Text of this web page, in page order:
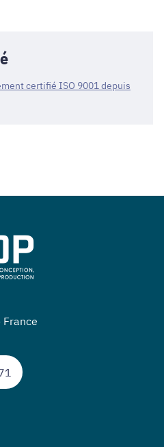
certifié ISO 9001 depuis